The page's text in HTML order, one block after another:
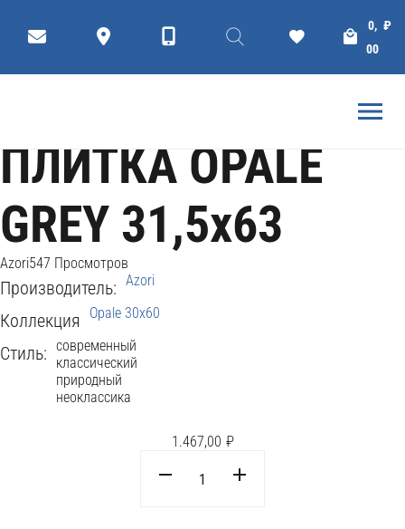
₽
0,
00
ГЛАВНАЯ AZORI
ПЛИТКА OPALE
GREY 31,5x63
Azori547 Просмотров
Производитель: Azori
Коллекция Opale 30x60
Стиль: современный
классический
природный
неоклассика
₽
1.467,00